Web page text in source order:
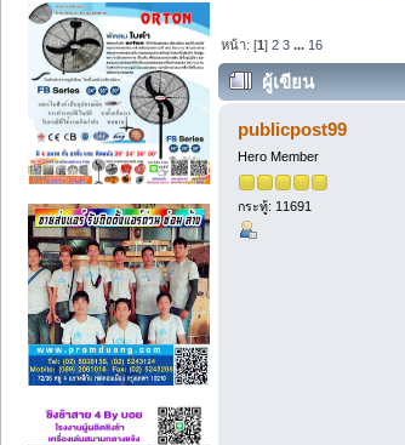
หน้า: [1]2 3 ... 16
ผู้เขียน
ครั้ง)
publicpost99
Hero Member
กระทู้: 11691